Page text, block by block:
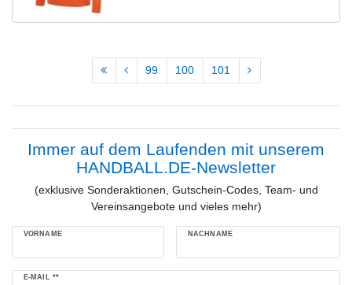
99 100 101
Immer auf dem Laufenden mit unserem
HANDBALL.DE-Newsletter
(exklusive Sonderaktionen, Gutschein-Codes, Team- und
Vereinsangebote und vieles mehr)
VORNAME NACHNAME
E-MAIL **
Newsletter